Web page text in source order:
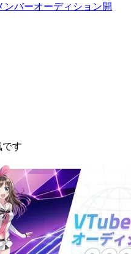
ンバーオーディション開